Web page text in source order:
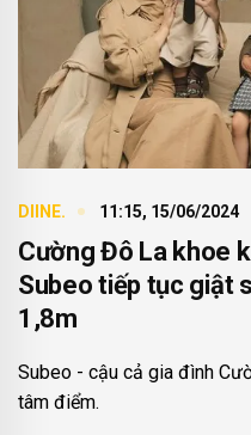
DIINE. 11:15, 15/06/2024
Cường Đô La khoe
Subeo tiếp tục giật
1,8m
Subeo - cậu cả gia đình
tâm điểm.